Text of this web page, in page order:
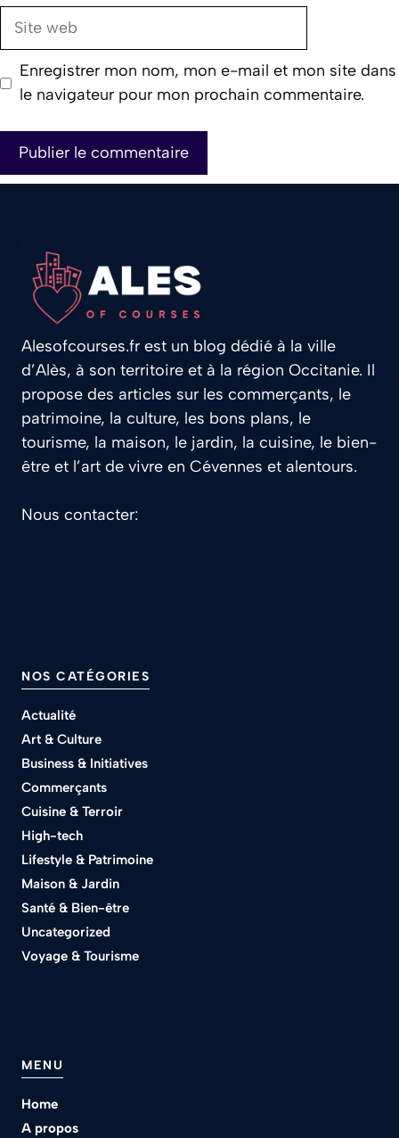
Site
Enregistrer mon nom, mon e-mail et mon site dans
le navigateur pour mon prochain commentaire.
Alesofcourses.fr est un blog dédié à la ville
d’Alès, à son territoire et à la région Occitanie. Il
propose des articles sur les commerçants, le
patrimoine, la culture, les bons plans, le
tourisme, la maison, le jardin, la cuisine, le bien-
être et l’art de vivre en Cévennes et alentours.
Nous contacter:
NOS CATÉGORIES
Actualité
Art & Culture
Business & Initiatives
Commerçants
Cuisine & Terroir
High-tech
Lifestyle & Patrimoine
Maison & Jardin
Santé & Bien-être
Uncategorized
Voyage & Tourisme
MENU
Home
A propos